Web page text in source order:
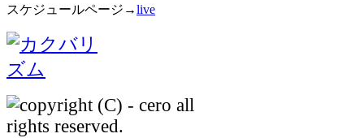
スケジュールページ→live